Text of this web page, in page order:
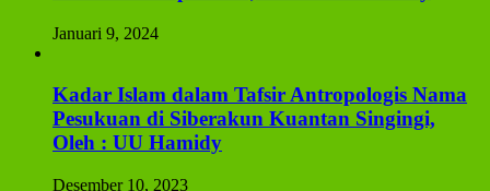
Januari 9, 2024
Kadar Islam dalam Tafsir Antropologis Nama
Pesukuan di Siberakun Kuantan Singingi,
Oleh : UU Hamidy
Desember 10, 2023